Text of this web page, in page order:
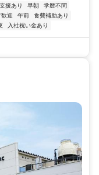
援あり 早朝
学歴不問
迎 午前
食費補助あり
入社祝い金あり